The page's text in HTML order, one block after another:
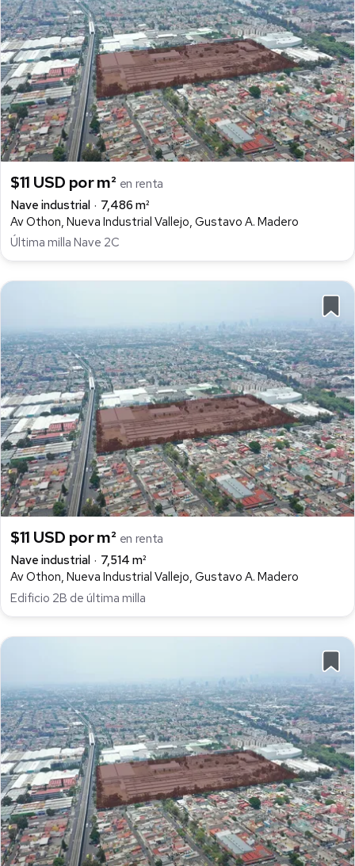
$11 USD por m² en renta
Nave industrial
7,486 m²
Av Othon, Nueva Industrial Vallejo, Gustavo A. Madero
Última milla Nave 2C
$11 USD por m² en renta
Nave industrial
7,514 m²
Av Othon, Nueva Industrial Vallejo, Gustavo A. Madero
Edificio 2B de última milla